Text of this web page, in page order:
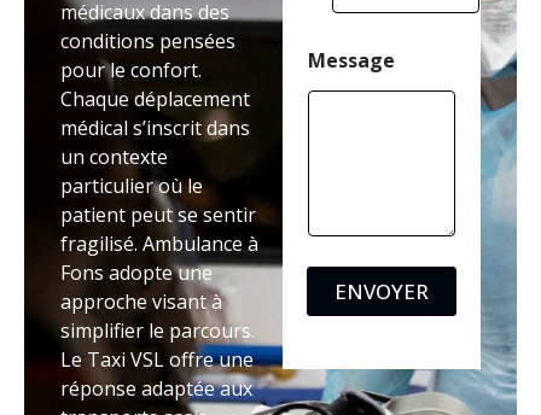
médicaux dans des
conditions pensées
pour le confort.
Chaque déplacement
médical s’inscrit dans
un contexte
particulier où le
patient peut se sentir
fragilisé. Ambulance à
Fons adopte une
approche visant à
simplifier le parcours.
Le Taxi VSL offre une
réponse adaptée aux
Message
ENVOYER